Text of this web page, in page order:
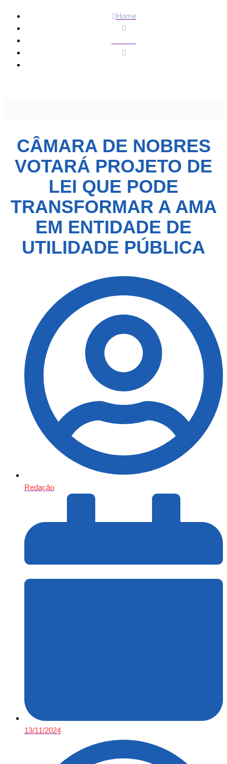
Home
CÂMARA DE NOBRES
VOTARÁ PROJETO DE
LEI QUE PODE
TRANSFORMAR A AMA
EM ENTIDADE DE
UTILIDADE PÚBLICA
Redação
13/11/2024